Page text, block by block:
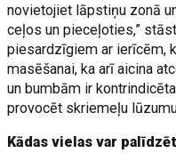
novietojiet lāpstiņu zonā
ceļos un pieceļoties,”
piesardzīgiem ar ierīcēm,
masēšanai, ka arī aicina
un bumbām ir
provocēt skriemeļu
Kādas vielas var